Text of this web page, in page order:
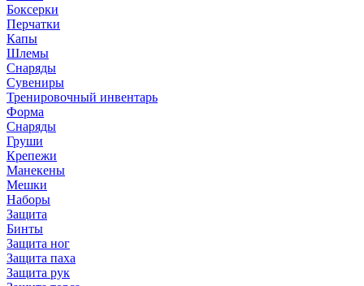
Боксерки
Перчатки
Капы
Шлемы
Снаряды
Сувениры
Тренировочный инвентарь
Форма
Снаряды
Груши
Крепежи
Манекены
Мешки
Наборы
Защита
Бинты
Защита ног
Защита паха
Защита рук